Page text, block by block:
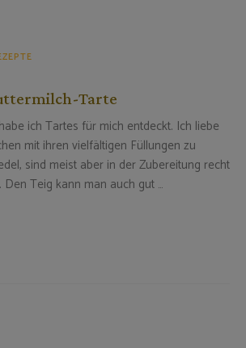
Tarte
ich Tartes für mich entdeckt. Ich liebe
mit ihren vielfältigen Füllungen zu
sind meist aber in der Zubereitung recht
Teig kann man auch gut …